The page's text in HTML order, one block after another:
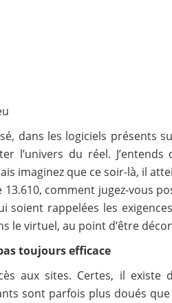
dans les logiciels présents
l’univers du réel.
imaginez que ce soir-là, il
comment jugez-vous
soient rappelées les
le virtuel, au point d’être
toujours efficace
aux sites. Certes, il
sont parfois plus doués